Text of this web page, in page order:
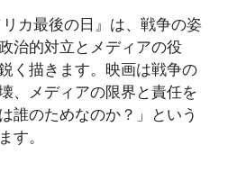
リカ最後の日』は、戦争の姿
治的対立とメディアの役
く描きます。映画は戦争の
、メディアの限界と責任を
誰のためなのか？」という
す。